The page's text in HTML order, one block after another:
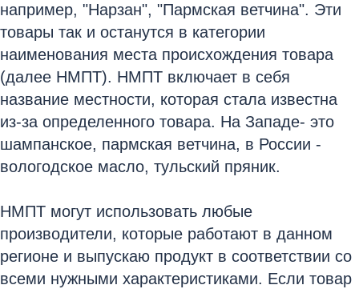
например, "Нарзан", "Пармская ветчина". Эти
товары так и останутся в категории
наименования места происхождения товара
(далее НМПТ). НМПТ включает в себя
название местности, которая стала известна
из-за определенного товара. На Западе- это
шампанское, пармская ветчина, в России -
вологодское масло, тульский пряник.
НМПТ могут использовать любые
производители, которые работают в данном
регионе и выпускаю продукт в соответствии со
всеми нужными характеристиками. Если товар